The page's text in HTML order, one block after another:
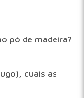
pó de madeira?
quais as